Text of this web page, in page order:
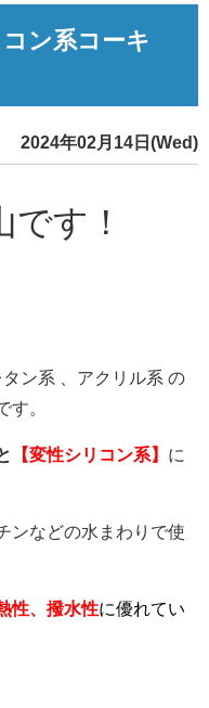
ン系コーキ
2024年02月14日(Wed)
す！
ン系 、アクリル系 の
す。
【変性シリコン系】 に
ンなどの水まわりで使
性、撥水性に優れてい